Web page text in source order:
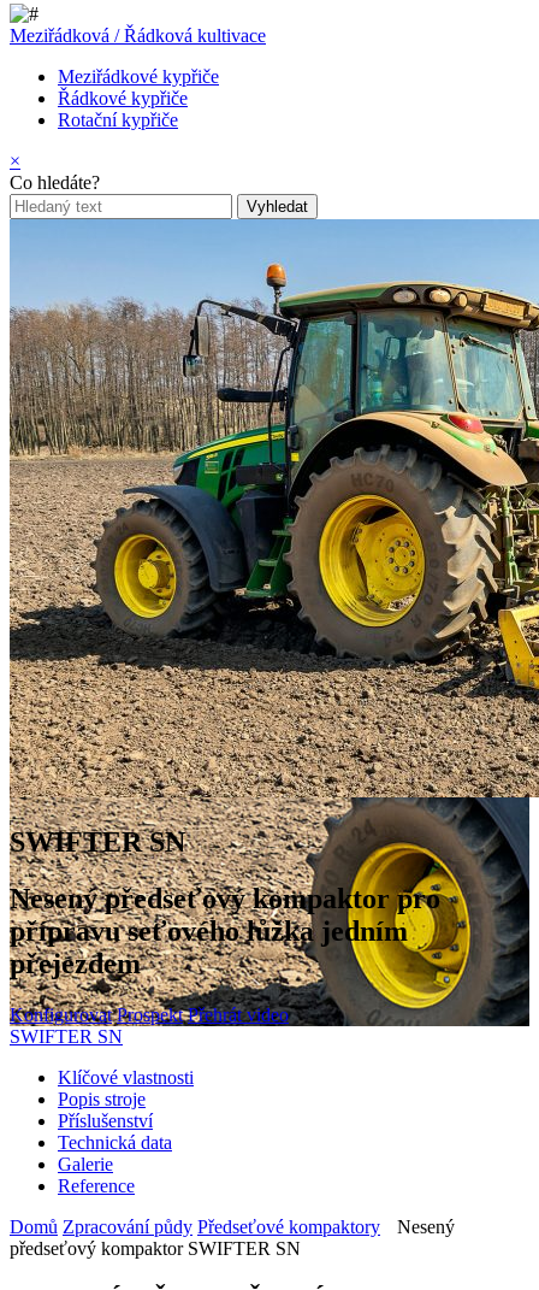
Meziřádková / Řádková kultivace
Meziřádkové kypřiče
Řádkové kypřiče
Rotační kypřiče
×
Co hledáte?
SWIFTER SN
Nesený předseťový kompaktor pro
přípravu seťového lůžka jedním
přejezdem
Konfigurovat Prospekt Přehrát video
SWIFTER SN
Klíčové vlastnosti
Popis stroje
Příslušenství
Technická data
Galerie
Reference
Domů Zpracování půdy Předseťové kompaktory
Nesený
předseťový kompaktor SWIFTER SN